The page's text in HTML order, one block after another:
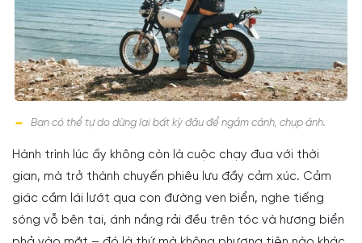
Bạn có thể tự do dừng lại bất kỳ đâu để ngắm cảnh, chụp ảnh.
Hành trình lúc ấy không còn là cuộc chạy đua với thời
gian, mà trở thành chuyến phiêu lưu đầy cảm xúc. Cảm
giác cầm lái lướt qua con đường ven biển, nghe tiếng
sóng vỗ bên tai, ánh nắng rải đều trên tóc và hương biển